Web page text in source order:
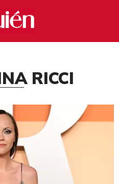
RICCI